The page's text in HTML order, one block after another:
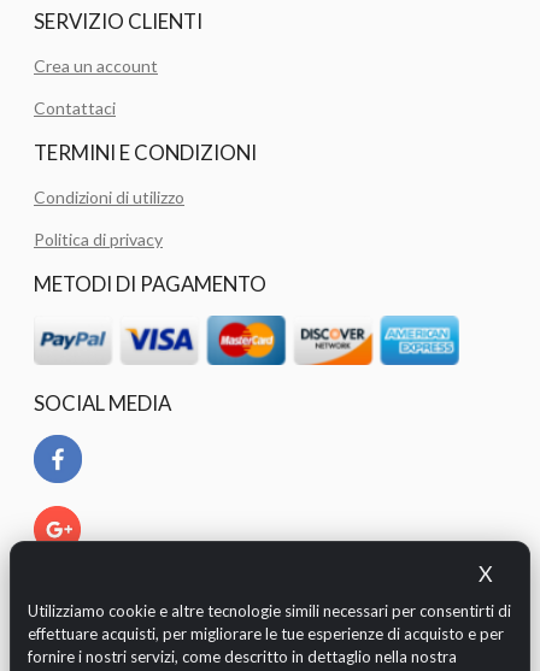
X
Utilizziamo cookie e altre tecnologie simili necessari per consentirti di
effettuare acquisti, per migliorare le tue esperienze di acquisto e per
fornire i nostri servizi, come descritto in dettaglio nella nostra
SERVIZIO CLIENTI
Crea un account
Contattaci
TERMINI E CONDIZIONI
Condizioni di utilizzo
Politica di privacy
METODI DI PAGAMENTO
SOCIAL MEDIA